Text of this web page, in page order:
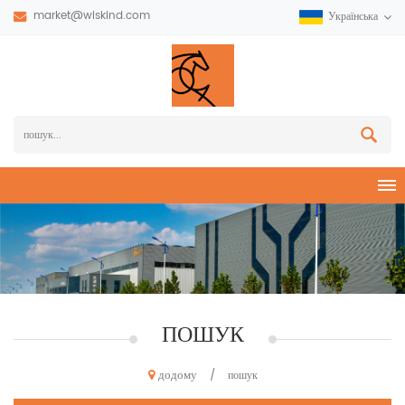
market@wiskind.com Українська
ПОШУК
додому / пошук